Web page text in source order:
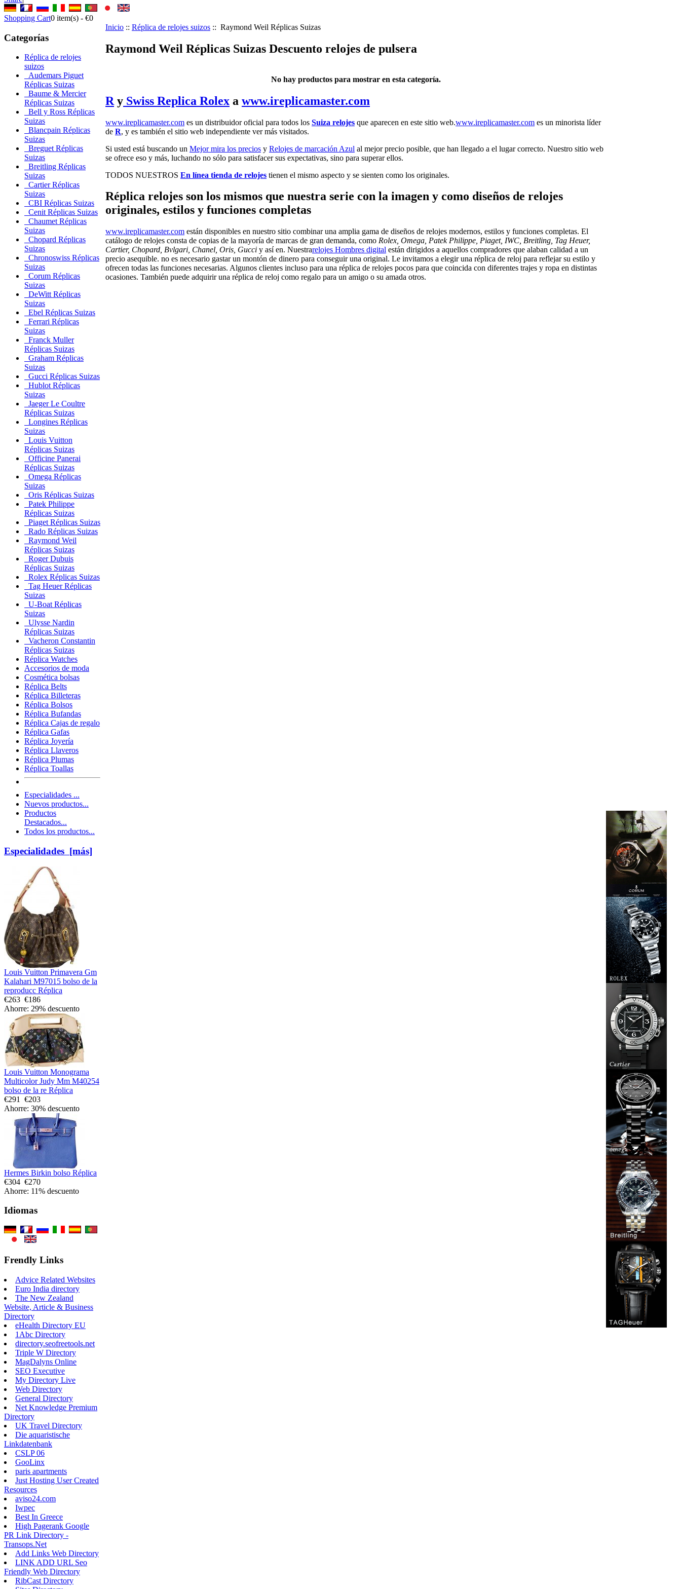
Shopping Cart0 item(s) - €0
Categorías
Réplica de relojes
suizos
Audemars Piguet
Réplicas Suizas
Baume & Mercier
Réplicas Suizas
Bell y Ross Réplicas
Suizas
Blancpain Réplicas
Suizas
Breguet Réplicas
Suizas
Breitling Réplicas
Suizas
Cartier Réplicas
Suizas
CBI Réplicas Suizas
Cenit Réplicas Suizas
Chaumet Réplicas
Suizas
Chopard Réplicas
Suizas
Chronoswiss Réplicas
Suizas
Corum Réplicas
Suizas
DeWitt Réplicas
Suizas
Ebel Réplicas Suizas
Ferrari Réplicas
Suizas
Franck Muller
Réplicas Suizas
Graham Réplicas
Suizas
Gucci Réplicas Suizas
Hublot Réplicas
Suizas
Jaeger Le Coultre
Réplicas Suizas
Longines Réplicas
Suizas
Louis Vuitton
Réplicas Suizas
Officine Panerai
Réplicas Suizas
Omega Réplicas
Suizas
Oris Réplicas Suizas
Patek Philippe
Réplicas Suizas
Piaget Réplicas Suizas
Rado Réplicas Suizas
Raymond Weil
Réplicas Suizas
Roger Dubuis
Réplicas Suizas
Rolex Réplicas Suizas
Tag Heuer Réplicas
Suizas
U-Boat Réplicas
Suizas
Ulysse Nardin
Réplicas Suizas
Vacheron Constantin
Réplicas Suizas
Réplica Watches
Accesorios de moda
Cosmética bolsas
Réplica Belts
Réplica Billeteras
Réplica Bolsos
Réplica Bufandas
Réplica Cajas de regalo
Réplica Gafas
Réplica Joyería
Réplica Llaveros
Réplica Plumas
Réplica Toallas
Especialidades ...
Nuevos productos...
Productos
Destacados...
Todos los productos...
Especialidades [más]
Louis Vuitton Primavera Gm
Kalahari M97015 bolso de la
reproducc Réplica
€263 €186
Ahorre: 29% descuento
Louis Vuitton Monograma
Multicolor Judy Mm M40254
bolso de la re Réplica
€291
€203
Ahorre: 30% descuento
Hermes Birkin bolso Réplica
€304 €270
Ahorre: 11% descuento
Idiomas
Frendly Links
Advice Related Websites
Euro India directory
The New Zealand
Website, Article & Business
Directory
eHealth Directory EU
1Abc Directory
directory.seofreetools.net
Triple W Directory
MagDalyns Online
SEO Executive
My Directory Live
Web Directory
General Directory
Net Knowledge Premium
Directory
UK Travel Directory
Die aquaristische
Linkdatenbank
CSLP 06
GooLinx
paris apartments
Just Hosting User Created
Resources
aviso24.com
Iwpec
Best In Greece
High Pagerank Google
PR Link Directory -
Transops.Net
Add Links Web Directory
LINK ADD URL Seo
Friendly Web Directory
RibCast Directory
Inicio :: Réplica de relojes suizos :: Raymond Weil Réplicas Suizas
Raymond Weil Réplicas Suizas Descuento relojes de pulsera
No hay productos para mostrar en esta categoría.
R y Swiss Replica Rolex a www.ireplicamaster.com
www.ireplicamaster.com es un distribuidor oficial para todos los Suiza relojes que aparecen en este sitio web.www.ireplicamaster.com es un minorista líder
de R, y es también el sitio web independiente ver más visitados.
Si usted está buscando un Mejor mira los precios y Relojes de marcación Azul al mejor precio posible, que han llegado a el lugar correcto. Nuestro sitio web
se ofrece eso y más, luchando no sólo para satisfacer sus expectativas, sino para superar ellos.
TODOS NUESTROS En línea tienda de relojes tienen el mismo aspecto y se sienten como los originales.
Réplica relojes son los mismos que nuestra serie con la imagen y como diseños de relojes
originales, estilos y funciones completas
www.ireplicamaster.com están disponibles en nuestro sitio combinar una amplia gama de diseños de relojes modernos, estilos y funciones completas. El
catálogo de relojes consta de copias de la mayoría de marcas de gran demanda, como Rolex, Omega, Patek Philippe, Piaget, IWC, Breitling, Tag Heuer,
Cartier, Chopard, Bvlgari, Chanel, Oris, Gucci y así en. Nuestrarelojes Hombres digital están dirigidos a aquellos compradores que alaban calidad a un
precio asequible. no es necesario gastar un montón de dinero para conseguir una original. Le invitamos a elegir una réplica de reloj para reflejar su estilo y
ofrecen todas las funciones necesarias. Algunos clientes incluso para una réplica de relojes pocos para que coincida con diferentes trajes y ropa en distintas
ocasiones. También puede adquirir una réplica de reloj como regalo para un amigo o su amada otros.